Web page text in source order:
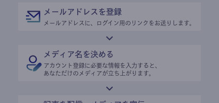
メールアドレスを登録
メールアドレスに、ログイン用のリンクをお送りします。
メディア名を決める
アカウント登録に必要な情報を入力すると、
あなただけのメディアが立ち上がります。